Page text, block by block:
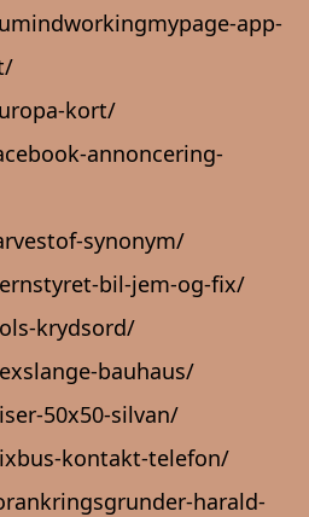
app-
kort/
annoncering-
synonym/
bil-jem-og-fix/
krydsord/
bauhaus/
50x50-silvan/
kontakt-telefon/
harald-